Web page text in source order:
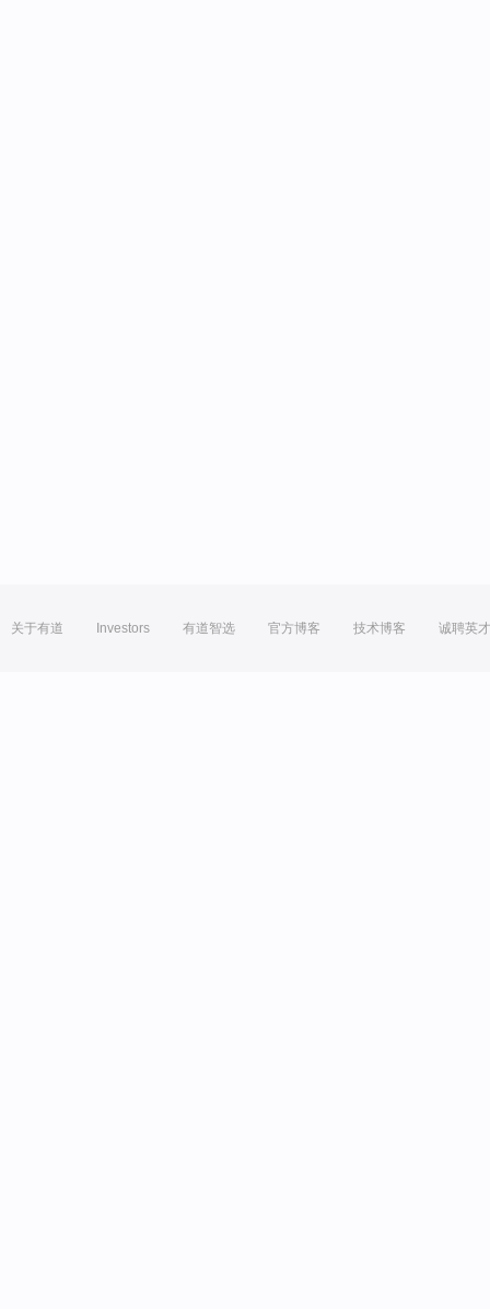
关于有道 Investors 有道智选 官方博客 技术博客 诚聘英才